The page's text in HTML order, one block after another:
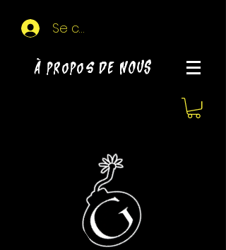
Se connecter
À propos de NOUS